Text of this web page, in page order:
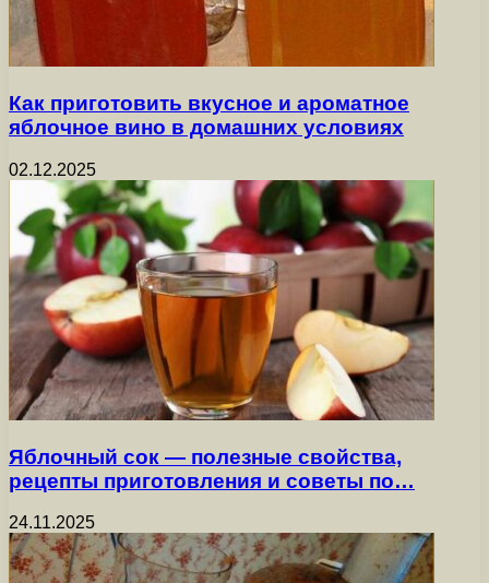
Как приготовить вкусное и ароматное
яблочное вино в домашних условиях
02.12.2025
Яблочный сок — полезные свойства,
рецепты приготовления и советы по…
24.11.2025